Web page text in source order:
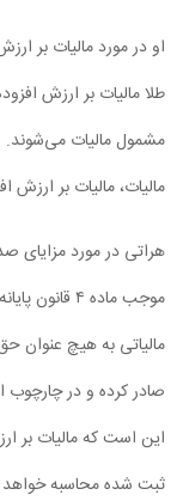
او در مورد مالیات بر
طلا مالیات بر ارزش
مشمول مالیات می‌شوند.
مالیات، مالیات بر ارزش
هراتی در مورد مزایای
موجب ماده ۴
مالیاتی به هیچ عنوان
صادر کرده و در چارچوب
این است که مالیات بر
ثبت شده محاسبه خواهد